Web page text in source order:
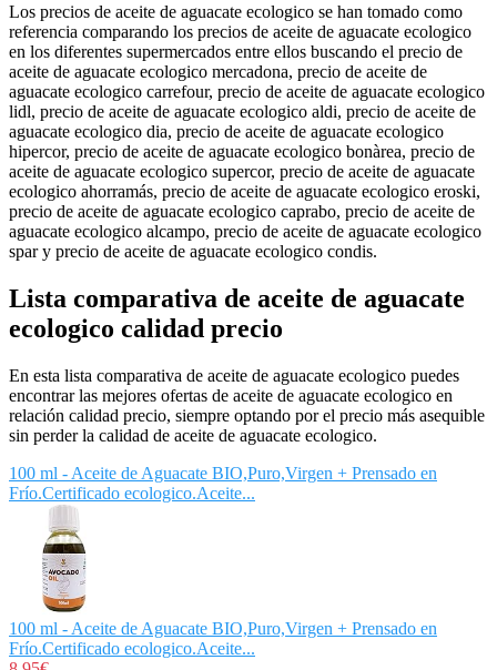
Los precios de aceite de aguacate ecologico se han tomado como
referencia comparando los precios de aceite de aguacate ecologico
en los diferentes supermercados entre ellos buscando el precio de
aceite de aguacate ecologico mercadona, precio de aceite de
aguacate ecologico carrefour, precio de aceite de aguacate ecologico
lidl, precio de aceite de aguacate ecologico aldi, precio de aceite de
aguacate ecologico dia, precio de aceite de aguacate ecologico
hipercor, precio de aceite de aguacate ecologico bonàrea, precio de
aceite de aguacate ecologico supercor, precio de aceite de aguacate
ecologico ahorramás, precio de aceite de aguacate ecologico eroski,
precio de aceite de aguacate ecologico caprabo, precio de aceite de
aguacate ecologico alcampo, precio de aceite de aguacate ecologico
spar y precio de aceite de aguacate ecologico condis.
Lista comparativa de aceite de aguacate
ecologico calidad precio
En esta lista comparativa de aceite de aguacate ecologico puedes
encontrar las mejores ofertas de aceite de aguacate ecologico en
relación calidad precio, siempre optando por el precio más asequible
sin perder la calidad de aceite de aguacate ecologico.
100 ml - Aceite de Aguacate BIO,Puro,Virgen + Prensado en
Frío.Certificado ecologico.Aceite...
100 ml - Aceite de Aguacate BIO,Puro,Virgen + Prensado en
Frío.Certificado ecologico.Aceite...